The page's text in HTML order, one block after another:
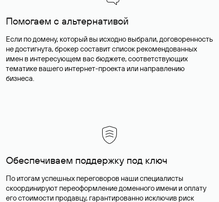
Помогаем с альтернативой
Если по домену, который вы исходно выбрали, договоренность
не достигнута, брокер составит список рекомендованных
имен в интересующем вас бюджете, соответствующих
тематике вашего интернет-проекта или направлению
бизнеса.
Обеспечиваем поддержку под ключ
По итогам успешных переговоров наши специалисты
скоординируют переоформление доменного имени и оплату
его стоимости продавцу, гарантированно исключив риск